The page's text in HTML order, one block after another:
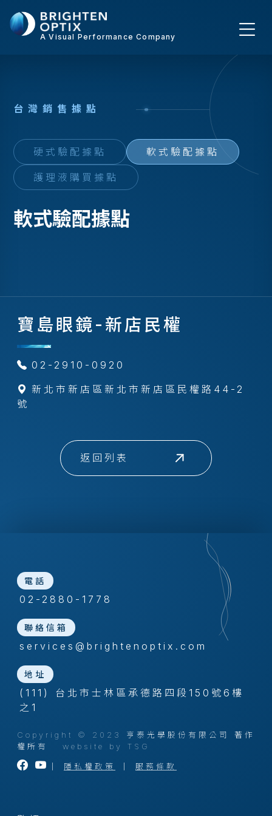
A Visual Performance Company
台灣銷 售據點
硬式驗配據點 軟式驗配據點
護理液購買據點
軟式驗配據點
寶島眼鏡-新店民權
02-2910-0920
新北市新店區新北市新店區民權路44-2
號
返回列表
電話
02-2880-1778
聯絡信箱
services@brightenoptix.com
地址
(111) 台北市士林區承德路四段150號6樓
之1
Copyright © 2023 亨泰光學股份有限公司 著作
權所有 website by TSG
隱私權政策 服務條款